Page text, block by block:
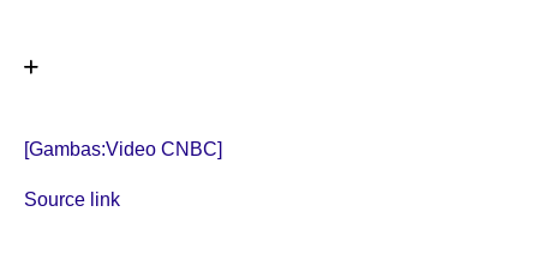
[Gambas:Video CNBC]
Source link